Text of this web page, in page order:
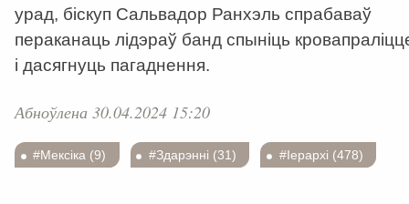
урад, біскуп Сальвадор Ранхэль спрабаваў
пераканаць лідэраў банд спыніць
і дасягнуць пагаднення.
Абноўлена 30.04.2024 15:20
#Мексіка (9) #Здарэнні (31) #Іерархі (478)